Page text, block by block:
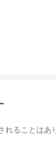
ることはあ